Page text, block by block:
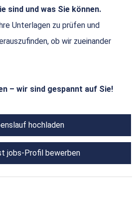
sind und was Sie können.
Unterlagen zu prüfen und
ob wir zueinander
– wir sind gespannt auf Sie!
hochladen
jobs-Profil bewerben